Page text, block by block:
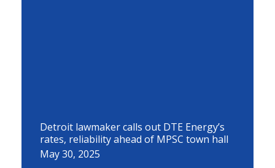
Detroit lawmaker calls out DTE Energy’s
rates, reliability ahead of MPSC town hall
May 30, 2025